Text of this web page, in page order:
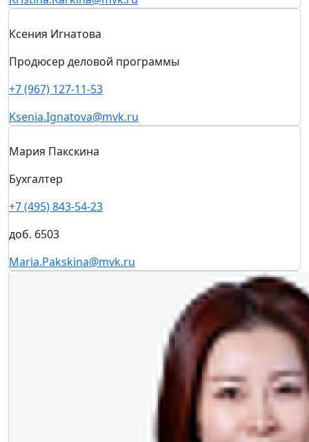
Елена Полянская
Менеджер технического сервиса
+7 (495) 843-54-23